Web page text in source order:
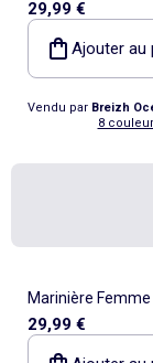
Épais PIRIAC - Tee
Manches
29,99 €
Ajouter au
Vendu par Breizh
8
Marinière Femme
Épais PIRIAC - Tee
Manches
29,99 €